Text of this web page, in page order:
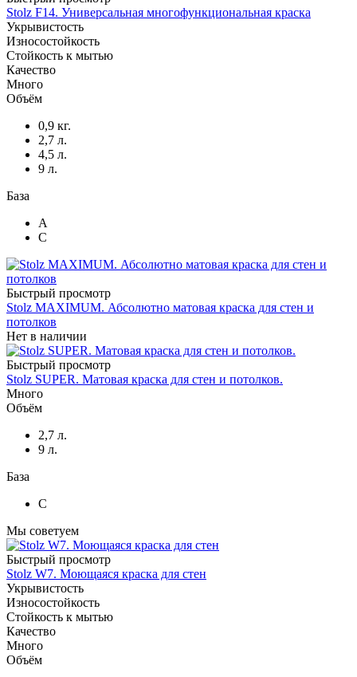
Stolz F14. Универсальная многофункциональная краска
Укрывистость
Износостойкость
Стойкость к мытью
Качество
Много
Объём
0,9 кг.
2,7 л.
4,5 л.
9 л.
База
A
C
Быстрый просмотр
Stolz MAXIMUM. Абсолютно матовая краска для стен и
потолков
Нет в наличии
Быстрый просмотр
Stolz SUPER. Матовая краска для стен и потолков.
Много
Объём
2,7 л.
9 л.
База
C
Мы советуем
Быстрый просмотр
Stolz W7. Моющаяся краска для стен
Укрывистость
Износостойкость
Стойкость к мытью
Качество
Много
Объём